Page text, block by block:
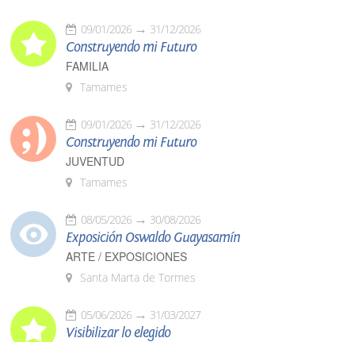
09/01/2026 31/12/2026
Construyendo mi Futuro
FAMILIA
Tamames
09/01/2026 31/12/2026
Construyendo mi Futuro
JUVENTUD
Tamames
08/05/2026 30/08/2026
Exposición Oswaldo Guayasamín
ARTE / EXPOSICIONES
Santa Marta de Tormes
05/06/2026 31/03/2027
Visibilizar lo elegido